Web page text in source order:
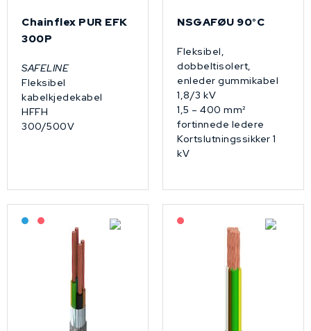
Chainflex PUR EFK
300P
SAFELINE
Fleksibel
kabelkjedekabel
HFFH
300/500V
NSGAFØU 90°C
Fleksibel,
dobbeltisolert,
enleder gummikabel
1,8/3 kV
1,5 – 400 mm²
fortinnede ledere
Kortslutningssikker 1
kV
Bestilling: 2-3 uker
På forespørsel